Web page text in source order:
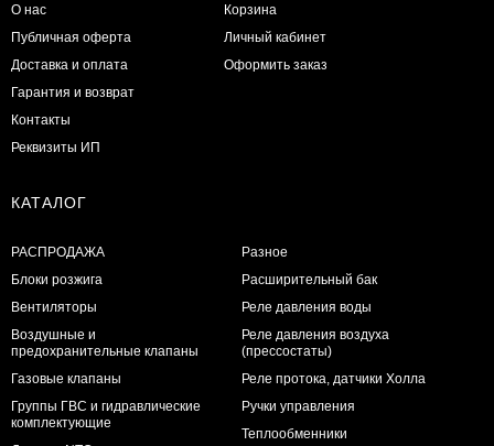
О нас
Публичная оферта
Доставка и оплата
Гарантия и возврат
Контакты
Реквизиты ИП
Корзина
Личный кабинет
Оформить заказ
КАТАЛОГ
РАСПРОДАЖА
Блоки розжига
Вентиляторы
Воздушные и
предохранительные клапаны
Газовые клапаны
Группы ГВС и гидравлические
комплектующие
Разное
Расширительный бак
Реле давления воды
Реле давления воздуха
(прессостаты)
Реле протока, датчики Холла
Ручки управления
Теплообменники